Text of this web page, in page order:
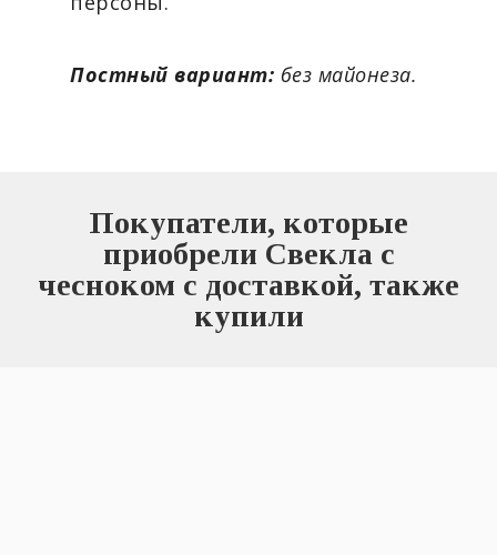
Постный вариант: без майонеза.
Покупатели, которые
приобрели Свекла с
чесноком с доставкой, также
купили